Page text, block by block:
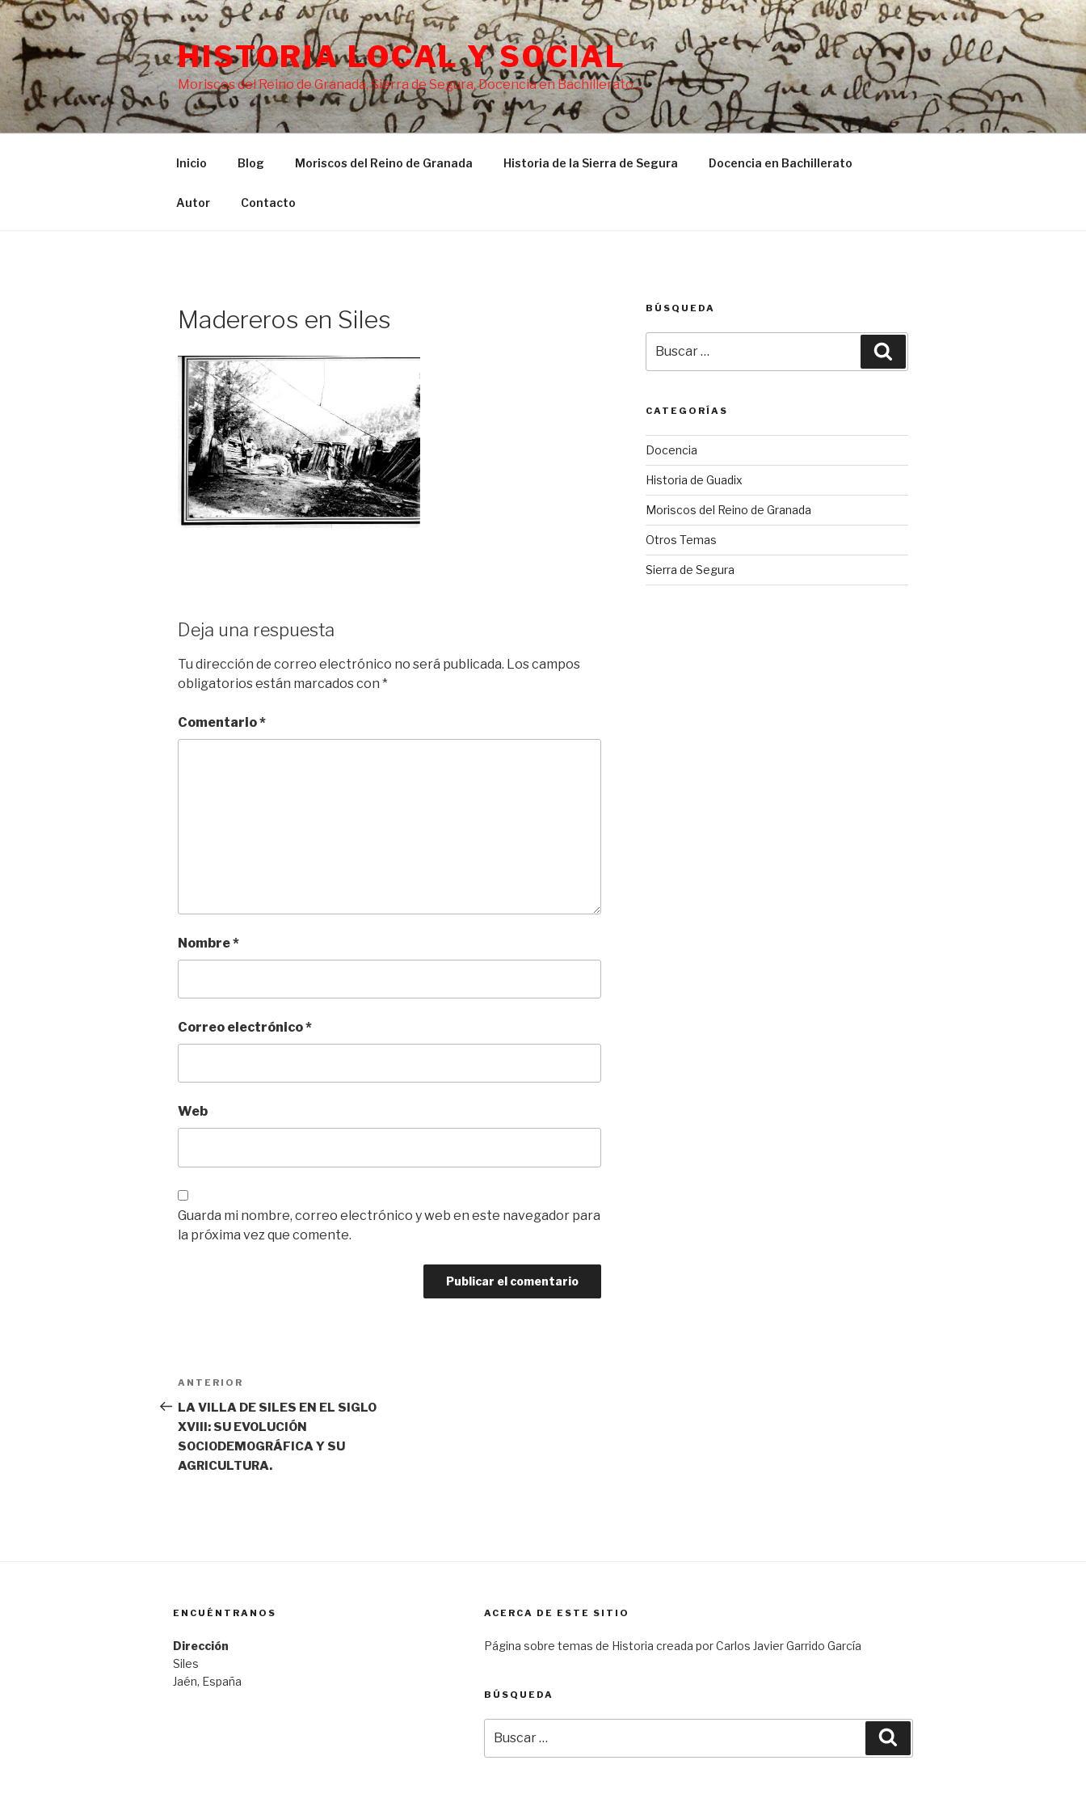
Saltar
al
contenido
HISTORIA LOCAL Y SOCIAL
Moriscos del Reino de Granada, Sierra de Segura, Docencia en Bachillerato…
Inicio Blog Moriscos del Reino de Granada Historia de la Sierra de Segura Docencia en Bachillerato
Autor Contacto
Madereros en Siles
Deja una respuesta
Tu dirección de correo electrónico no será publicada. Los campos
obligatorios están marcados con *
Comentario*
Nombre*
Correo electrónico*
Web
Guarda mi nombre, correo electrónico y web en este navegador para
la próxima vez que comente.
Navegación
de
entradas
Entrada
anterior:
ANTERIOR
LA VILLA DE SILES EN EL SIGLO
XVIII: SU EVOLUCIÓN
SOCIODEMOGRÁFICA Y SU
AGRICULTURA.
BÚSQUEDA
por:
CATEGORÍAS
Docencia
Historia de Guadix
Moriscos del Reino de Granada
Otros Temas
Sierra de Segura
ENCUÉNTRANOS
Dirección
Siles
Jaén, España
ACERCA DE ESTE SITIO
Página sobre temas de Historia creada por Carlos Javier Garrido García
BÚSQUEDA
por: